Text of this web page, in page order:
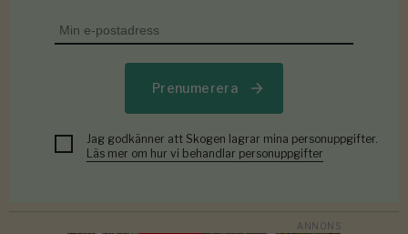
Prenumerera
Jag godkänner att Skogen lagrar mina personuppgifter.
Läs mer om hur vi behandlar personuppgifter